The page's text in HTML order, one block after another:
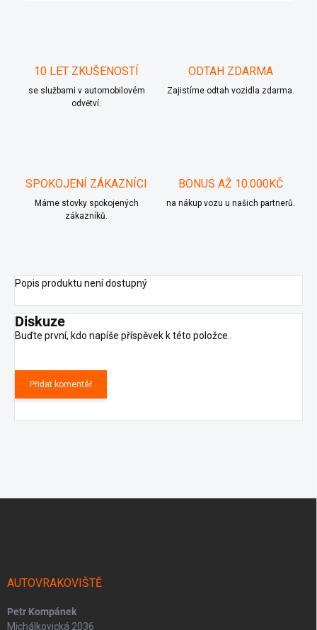
10 LET ZKUŠENOSTÍ
se službami v automobilovém
odvětví.
ODTAH ZDARMA
Zajistíme odtah vozidla zdarma.
SPOKOJENÍ ZÁKAZNÍCI
Máme stovky spokojených
zákazníků.
BONUS AŽ 10.000KČ
na nákup vozu u našich partnerů.
Popis produktu není dostupný
Diskuze
Buďte první, kdo napíše příspěvek k této položce.
Přidat komentář
AUTOVRAKOVIŠTĚ
Petr Kompánek
Michálkovická 2036